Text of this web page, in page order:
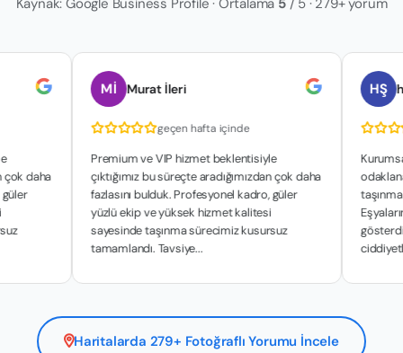
Murat İleri
geçen hafta içinde
Premium ve VIP hizmet beklentisiyle
çıktığımız bu süreçte aradığımızdan çok daha
fazlasını bulduk. Profesyonel kadro, güler
yüzlü ekip ve yüksek hizmet kalitesi
sayesinde taşınma sürecimiz kusursuz
tamamlandı. Tavsiye...
HŞ hakan
Kurumsal
odaklanan
taşınma
Eşyalarımızın
gösterdikleri
ciddiyetle y...
Haritalarda 279+ Fotoğraflı Yorumu İncele